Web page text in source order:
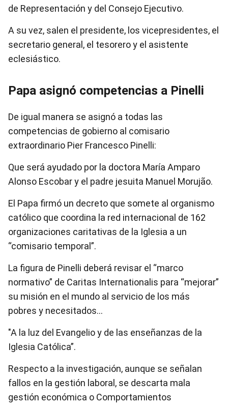
de Representación y del Consejo Ejecutivo.
A su vez, salen el presidente, los vicepresidentes, el
secretario general, el tesorero y el asistente
eclesiástico.
Papa asignó competencias a Pinelli
De igual manera se asignó a todas las
competencias de gobierno al comisario
extraordinario Pier Francesco Pinelli:
Que será ayudado por la doctora María Amparo
Alonso Escobar y el padre jesuita Manuel Morujão.
El Papa firmó un decreto que somete al organismo
católico que coordina la red internacional de 162
organizaciones caritativas de la Iglesia a un
“comisario temporal”.
La figura de Pinelli deberá revisar el “marco
normativo” de Caritas Internationalis para “mejorar”
su misión en el mundo al servicio de los más
pobres y necesitados…
"A la luz del Evangelio y de las enseñanzas de la
Iglesia Católica”.
Respecto a la investigación, aunque se señalan
fallos en la gestión laboral, se descarta mala
gestión económica o Comportamientos